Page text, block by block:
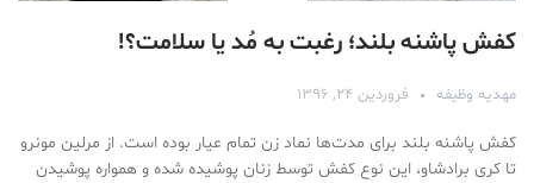
کفش پاشنه بلند؛ رغبت به مُد یا سلامت؟!
مهدیه وظیفه فروردین ۲۴, ۱۳۹۶
کفش پاشنه بلند برای مدت‌ها نماد زن تمام عیار بوده است. از مرلین مونرو
تا کری برادشاو، این نوع کفش توسط زنان پوشیده شده و همواره پوشیدن